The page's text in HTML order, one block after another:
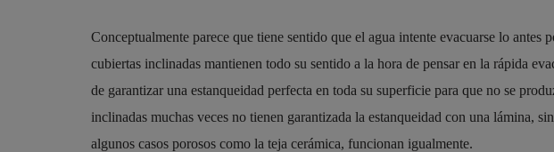
Conceptualmente parece que tiene sentido que el agua intente evacuarse lo antes
cubiertas inclinadas mantienen todo su sentido a la hora de pensar en la rápida
de garantizar una estanqueidad perfecta en toda su superficie para que no se
inclinadas muchas veces no tienen garantizada la estanqueidad con una lámina,
algunos casos porosos como la teja cerámica, funcionan igualmente.